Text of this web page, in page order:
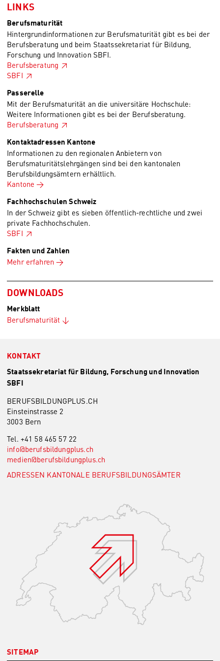
LINKS
Berufsmaturität
Hintergrundinformationen zur Berufsmaturität gibt es bei der
Berufsberatung und beim Staatssekretariat für Bildung,
Forschung und Innovation SBFI.
Berufsberatung
SBFI
Passerelle
Mit der Berufsmaturität an die universitäre Hochschule:
Weitere Informationen gibt es bei der Berufsberatung.
Berufsberatung
Kontaktadressen Kantone
Informationen zu den regionalen Anbietern von
Berufsmaturitätslehrgängen sind bei den kantonalen
Berufsbildungsämtern erhältlich.
Kantone
Fachhochschulen Schweiz
In der Schweiz gibt es sieben öffentlich-rechtliche und zwei
private Fachhochschulen.
SBFI
Fakten und Zahlen
Mehr erfahren
DOWNLOADS
Merkblatt
Berufsmaturität
KONTAKT
Staatssekretariat für Bildung, Forschung und Innovation
SBFI
BERUFSBILDUNGPLUS.CH
Einsteinstrasse 2
3003 Bern
Tel. +41 58 465 57 22
info@berufsbildungplus.ch
medien@berufsbildungplus.ch
ADRESSEN KANTONALE BERUFSBILDUNGSÄMTER
SITEMAP